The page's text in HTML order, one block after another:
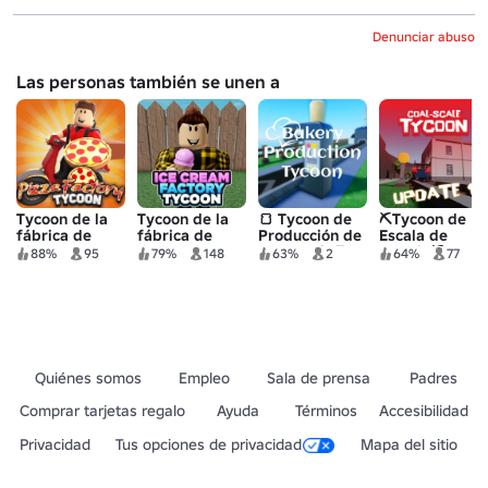
Denunciar abuso
Las personas también se unen a
Tycoon de la
fábrica de
pizzas
88% 95
Tycoon de la
fábrica de
helados
79% 148
🍞 Tycoon de
Producción de
Panadería🍞
63% 2
⛏️Tycoon de
Escala de
Carbón⛏️
64% 77
Quiénes somos Empleo Sala de prensa
Padres
Comprar tarjetas regalo
Ayuda Términos
Accesibilidad
Privacidad
Tus opciones de privacidad Mapa del sitio